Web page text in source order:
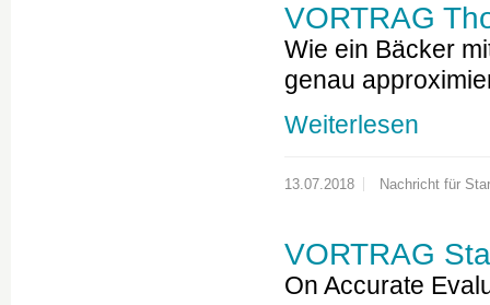
VORTRAG
Wie ein Bäcker
genau
Weiterlesen
13.07.2018 Nachricht für
VORTRAG
On Accurate